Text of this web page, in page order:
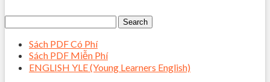
Sách PDF Có Phí
Sách PDF Miễn Phí
ENGLISH YLE (Young Learners English)